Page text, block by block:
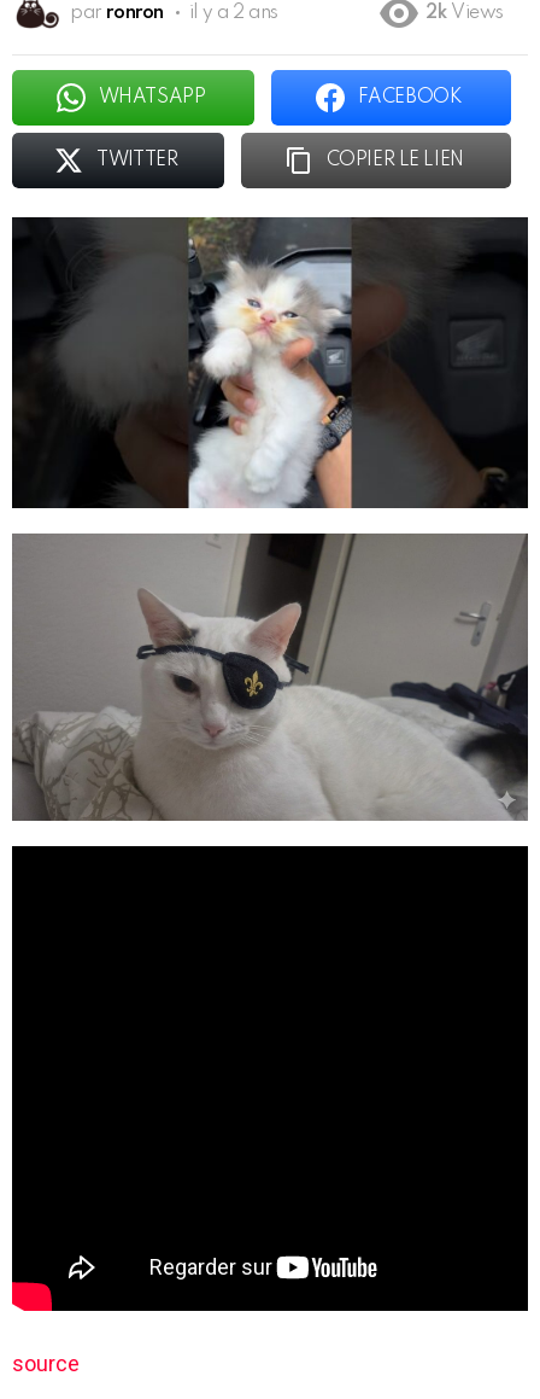
par ronron il y a 2 ans 2k Views
WHATSAPP FACEBOOK
TWITTER COPIER LE LIEN
source